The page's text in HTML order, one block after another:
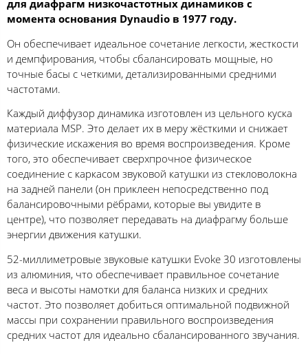
для диафрагм низкочастотных динамиков с
момента основания Dynaudio в 1977 году.
Он обеспечивает идеальное сочетание легкости, жесткости
и демпфирования, чтобы сбалансировать мощные, но
точные басы с четкими, детализированными средними
частотами.
Каждый диффузор динамика изготовлен из цельного куска
материала MSP. Это делает их в меру жёсткими и снижает
физические искажения во время воспроизведения. Кроме
того, это обеспечивает сверхпрочное физическое
соединение с каркасом звуковой катушки из стекловолокна
на задней панели (он приклеен непосредственно под
балансировочными рёбрами, которые вы увидите в
центре), что позволяет передавать на диафрагму больше
энергии движения катушки.
52-миллиметровые звуковые катушки Evoke 30 изготовлены
из алюминия, что обеспечивает правильное сочетание
веса и высоты намотки для баланса низких и средних
частот. Это позволяет добиться оптимальной подвижной
массы при сохранении правильного воспроизведения
средних частот для идеально сбалансированного звучания.